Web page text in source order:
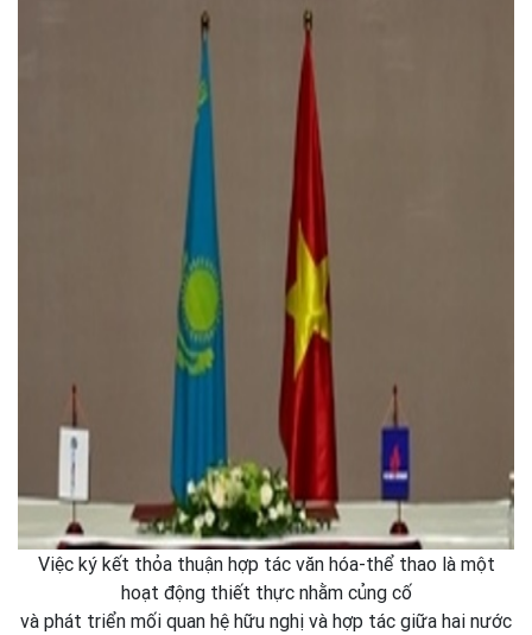
Việc ký kết thỏa thuận hợp tác văn hóa-thể thao là một
hoạt động thiết thực nhằm củng cố
và phát triển mối quan hệ hữu nghị và hợp tác giữa hai nước